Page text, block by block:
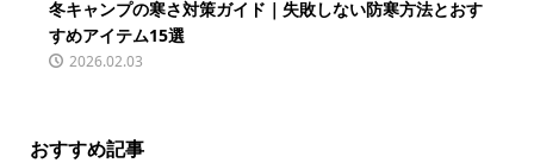
冬キャンプの寒さ対策ガイド｜失敗しない防寒方法とおす
すめアイテム15選
2026.02.03
おすすめ記事